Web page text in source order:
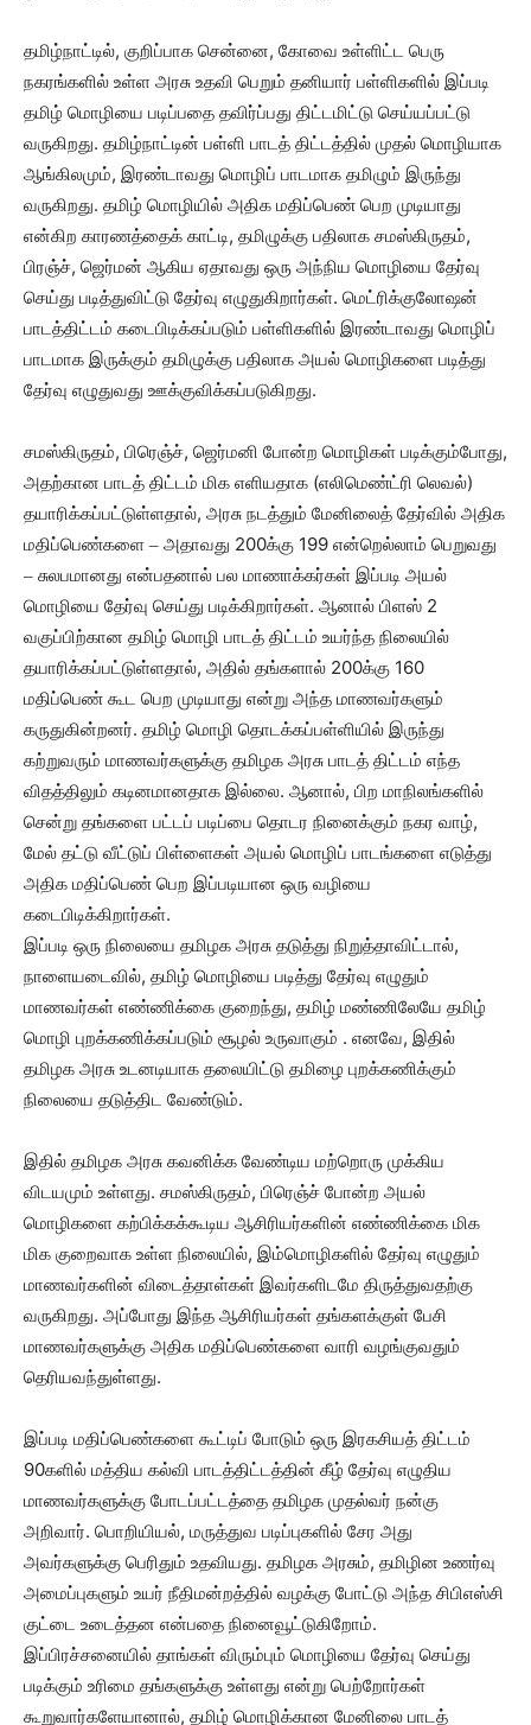
தமிழ்நாட்டில், குறிப்பாக சென்னை, கோவை உள்ளிட்ட பெரு
நகரங்களில் உள்ள அரசு உதவி பெறும் தனியார் பள்ளிகளில் இப்படி
தமிழ் மொழியை படிப்பதை தவிர்ப்பது திட்டமிட்டு செய்யப்பட்டு
வருகிறது. தமிழ்நாட்டின் பள்ளி பாடத் திட்டத்தில் முதல் மொழியாக
ஆங்கிலமும், இரண்டாவது மொழிப் பாடமாக தமிழும் இருந்து
வருகிறது. தமிழ் மொழியில் அதிக மதிப்பெண் பெற முடியாது
என்கிற காரணத்தைக் காட்டி, தமிழுக்கு பதிலாக சமஸ்கிருதம்,
பிரஞ்ச், ஜெர்மன் ஆகிய ஏதாவது ஒரு அந்நிய மொழியை தேர்வு
செய்து படித்துவிட்டு தேர்வு எழுதுகிறார்கள். மெட்ரிக்குலோஷன்
பாடத்திட்டம் கடைபிடிக்கப்படும் பள்ளிகளில் இரண்டாவது மொழிப்
பாடமாக இருக்கும் தமிழுக்கு பதிலாக அயல் மொழிகளை படித்து
தேர்வு எழுதுவது ஊக்குவிக்கப்படுகிறது.
சமஸ்கிருதம், பிரெஞ்ச், ஜெர்மனி போன்ற மொழிகள் படிக்கும்போது,
அதற்கான பாடத் திட்டம் மிக எளியதாக (எலிமெண்ட்ரி லெவல்)
தயாரிக்கப்பட்டுள்ளதால், அரசு நடத்தும் மேனிலைத் தேர்வில் அதிக
மதிப்பெண்களை – அதாவது 200க்கு 199 என்றெல்லாம் பெறுவது
– சுலபமானது என்பதனால் பல மாணாக்கர்கள் இப்படி அயல்
மொழியை தேர்வு செய்து படிக்கிறார்கள். ஆனால் பிளஸ் 2
வகுப்பிற்கான தமிழ் மொழி பாடத் திட்டம் உயர்ந்த நிலையில்
தயாரிக்கப்பட்டுள்ளதால், அதில் தங்களால் 200க்கு 160
மதிப்பெண் கூட பெற முடியாது என்று அந்த மாணவர்களும்
கருதுகின்றனர். தமிழ் மொழி தொடக்கப்பள்ளியில் இருந்து
கற்றுவரும் மாணவர்களுக்கு தமிழக அரசு பாடத் திட்டம் எந்த
விதத்திலும் கடினமானதாக இல்லை. ஆனால், பிற மாநிலங்களில்
சென்று தங்களை பட்டப் படிப்பை தொடர நினைக்கும் நகர வாழ்,
மேல் தட்டு வீட்டுப் பிள்ளைகள் அயல் மொழிப் பாடங்களை எடுத்து
அதிக மதிப்பெண் பெற இப்படியான ஒரு வழியை
கடைபிடிக்கிறார்கள்.
இப்படி ஒரு நிலையை தமிழக அரசு தடுத்து நிறுத்தாவிட்டால்,
நாளையடைவில், தமிழ் மொழியை படித்து தேர்வு எழுதும்
மாணவர்கள் எண்ணிக்கை குறைந்து, தமிழ் மண்ணிலேயே தமிழ்
மொழி புறக்கணிக்கப்படும் சூழல் உருவாகும் . எனவே, இதில்
தமிழக அரசு உடனடியாக தலையிட்டு தமிழை புறக்கணிக்கும்
நிலையை தடுத்திட வேண்டும்.
இதில் தமிழக அரசு கவனிக்க வேண்டிய மற்றொரு முக்கிய
விடயமும் உள்ளது. சமஸ்கிருதம், பிரெஞ்ச் போன்ற அயல்
மொழிகளை கற்பிக்கக்கூடிய ஆசிரியர்களின் எண்ணிக்கை மிக
மிக குறைவாக உள்ள நிலையில், இம்மொழிகளில் தேர்வு எழுதும்
மாணவர்களின் விடைத்தாள்கள் இவர்களிடமே திருத்துவதற்கு
வருகிறது. அப்போது இந்த ஆசிரியர்கள் தங்களக்குள் பேசி
மாணவர்களுக்கு அதிக மதிப்பெண்களை வாரி வழங்குவதும்
தெரியவந்துள்ளது.
இப்படி மதிப்பெண்களை கூட்டிப் போடும் ஒரு இரகசியத் திட்டம்
90களில் மத்திய கல்வி பாடத்திட்டத்தின் கீழ் தேர்வு எழுதிய
மாணவர்களுக்கு போடப்பட்டத்தை தமிழக முதல்வர் நன்கு
அறிவார். பொறியியல், மருத்துவ படிப்புகளில் சேர அது
அவர்களுக்கு பெரிதும் உதவியது. தமிழக அரசும், தமிழின உணர்வு
அமைப்புகளும் உயர் நீதிமன்றத்தில் வழக்கு போட்டு அந்த சிபிஎஸ்சி
குட்டை உடைத்தன என்பதை நினைவூட்டுகிறோம்.
இப்பிரச்சனையில் தாங்கள் விரும்பும் மொழியை தேர்வு செய்து
படிக்கும் உரிமை தங்களுக்கு உள்ளது என்று பெற்றோர்கள்
கூறுவார்களேயானால், தமிழ் மொழிக்கான மேனிலை பாடத்